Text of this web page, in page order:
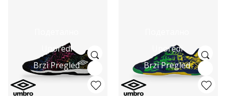
Uporedi
Brzi Pregled
Uporedi
Brzi Pregled